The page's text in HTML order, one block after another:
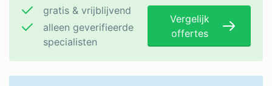
gratis & vrijblijvend
alleen geverifieerde
specialisten
Vergelijk
offertes